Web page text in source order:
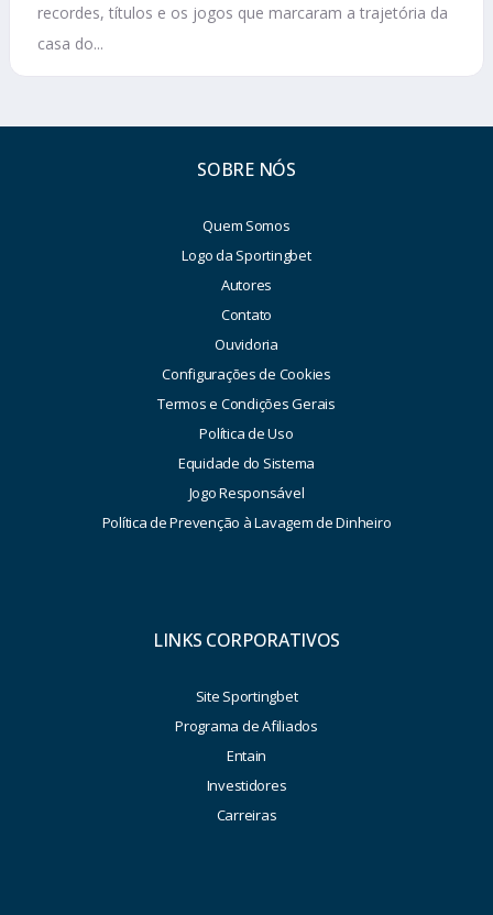
recordes, títulos e os jogos que marcaram a trajetória da
casa do...
SOBRE NÓS
Quem Somos
Logo da Sportingbet
Autores
Contato
Ouvidoria
Configurações de Cookies
Termos e Condições Gerais
Política de Uso
Equidade do Sistema
Jogo Responsável
Política de Prevenção à Lavagem de Dinheiro
LINKS CORPORATIVOS
Site Sportingbet
Programa de Afiliados
Entain
Investidores
Carreiras